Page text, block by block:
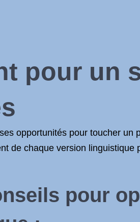
pour un
opportunités pour toucher
de chaque version
pour